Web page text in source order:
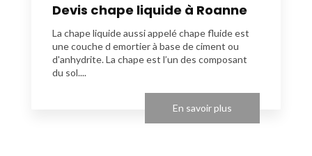
Devis chape liquide à Roanne
La chape liquide aussi appelé chape fluide est
une couche d emortier à base de ciment ou
d'anhydrite. La chape est l’un des composant
du sol....
En savoir plus